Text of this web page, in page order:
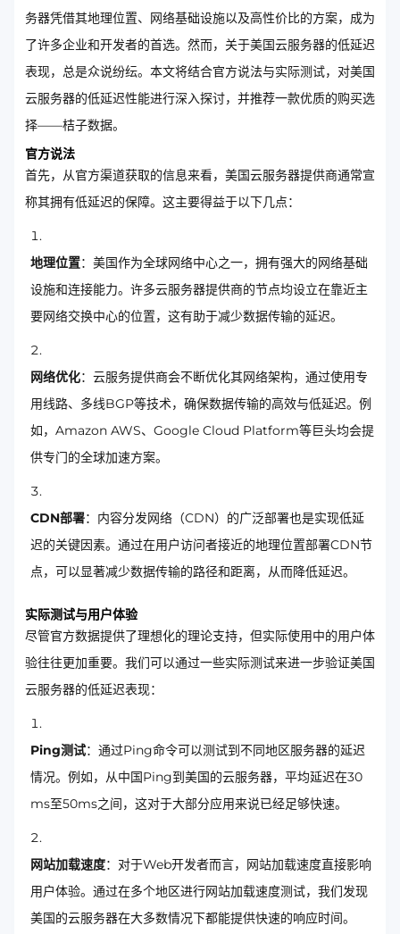
务器凭借其地理位置、网络基础设施以及高性价比的方案，成为
了许多企业和开发者的首选。然而，关于美国云服务器的低延迟
表现，总是众说纷纭。本文将结合官方说法与实际测试，对美国
云服务器的低延迟性能进行深入探讨，并推荐一款优质的购买选
择——桔子数据。
官方说法
首先，从官方渠道获取的信息来看，美国云服务器提供商通常宣
称其拥有低延迟的保障。这主要得益于以下几点：
地理位置：美国作为全球网络中心之一，拥有强大的网络基础
设施和连接能力。许多云服务器提供商的节点均设立在靠近主
要网络交换中心的位置，这有助于减少数据传输的延迟。
网络优化：云服务提供商会不断优化其网络架构，通过使用专
用线路、多线BGP等技术，确保数据传输的高效与低延迟。例
如，Amazon AWS、Google Cloud Platform等巨头均会提
供专门的全球加速方案。
CDN部署：内容分发网络（CDN）的广泛部署也是实现低延
迟的关键因素。通过在用户访问者接近的地理位置部署CDN节
点，可以显著减少数据传输的路径和距离，从而降低延迟。
实际测试与用户体验
尽管官方数据提供了理想化的理论支持，但实际使用中的用户体
验往往更加重要。我们可以通过一些实际测试来进一步验证美国
云服务器的低延迟表现：
Ping测试：通过Ping命令可以测试到不同地区服务器的延迟
情况。例如，从中国Ping到美国的云服务器，平均延迟在30
ms至50ms之间，这对于大部分应用来说已经足够快速。
网站加载速度：对于Web开发者而言，网站加载速度直接影响
用户体验。通过在多个地区进行网站加载速度测试，我们发现
美国的云服务器在大多数情况下都能提供快速的响应时间。